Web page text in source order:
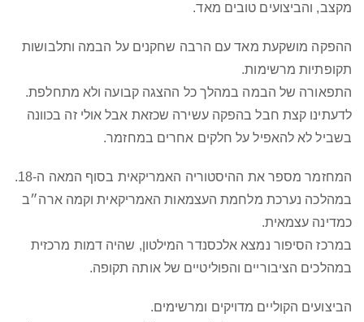
מקצב, והביצועים טובים מאד.
ההפקה מושקעת מאד עם הרבה שחקנים על הבמה ותלבושות
תקופתיות מרשימות.
התפאורה של הבמה במהלך כל ההצגה קבועה ולא מתחלפת.
לדעתינו קצת חבל בהפקה עשירה שכזאת אבל אולי זה בכוונה
בשביל לא להאפיל על חלקים אחרים במחזמר.
המחזמר מספר את ההיסטוריה האמריקאית בסוף המאה ה-18.
במהלכה נערכת מלחמת העצמאות האמריקאית וקמה ארה״ב
כמדינה עצמאית.
במרכז הסיפור נמצא אלכסנדר המילטון, שהיה דמות מרכזית
במהלכים הציבוריים והפוליטיים של אותה תקופה.
הביצועים הקוליים מדויקים ומרשימים.